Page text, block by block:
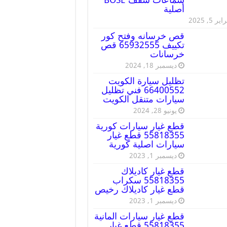
أصلية
5, 2025
قص خرسانه وفتح كور
تكييف 65932555 قص
خرسانات
ديسمبر 18, 2024
تظليل سيارة الكويت
66400552 فني تظليل
سيارات متنقل الكويت
يونيو 28, 2024
قطع غيار سيارات كورية
55818355 قطع غيار
سيارات اصلية كورية
ديسمبر 1, 2023
قطع غيار كاديلاك
55818355 سكراب
قطع غيار كاديلاك رخيص
ديسمبر 1, 2023
قطع غيار سيارات المانية